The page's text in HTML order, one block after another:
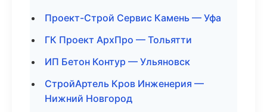
Проект-Строй Сервис Камень — Уфа
ГК Проект АрхПро — Тольятти
ИП Бетон Контур — Ульяновск
СтройАртель Кров Инженерия —
Нижний Новгород